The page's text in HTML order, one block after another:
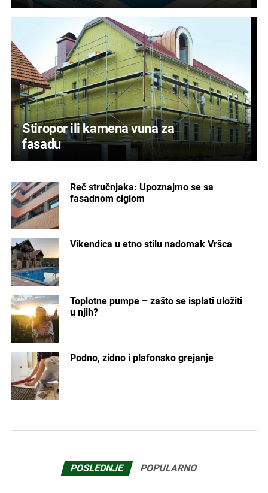
Stiropor ili kamena vuna za
fasadu
Reč stručnjaka: Upoznajmo se sa
fasadnom ciglom
Vikendica u etno stilu nadomak Vršca
Toplotne pumpe – zašto se isplati uložiti
u njih?
Podno, zidno i plafonsko grejanje
POSLEDNJE POPULARNO